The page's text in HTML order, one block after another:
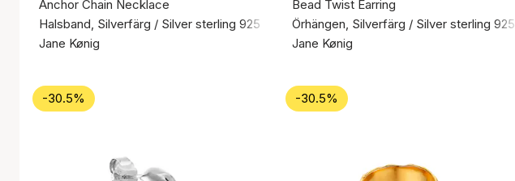
Anchor Chain Necklace
Halsband, Silverfärg / Silver sterling 925
Jane Kønig
Bead Twist Earring
Örhängen, Silverfärg / Silver sterling 925
Jane Kønig
-30.5% -30.5%